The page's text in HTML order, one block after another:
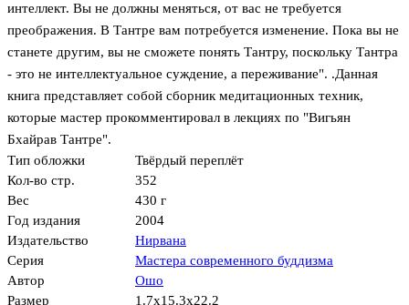
интеллект. Вы не должны меняться, от вас не требуется
преображения. В Тантре вам потребуется изменение. Пока вы не
станете другим, вы не сможете понять Тантру, поскольку Тантра
- это не интеллектуальное суждение, а переживание". .Данная
книга представляет собой сборник медитационных техник,
которые мастер прокомментировал в лекциях по "Вигьян
Бхайрав Тантре".
Тип обложки
Твёрдый переплёт
Кол-во стр.
352
Вес
430 г
Год издания
2004
Издательство
Нирвана
Серия
Мастера современного буддизма
Автор
Ошо
Размер
1.7x15.3x22.2